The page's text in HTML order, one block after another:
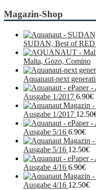
Magazin-Shop
SUDAN, Best of RED
Malta, Gozo, Comino
Aquanaut-next
Ausgabe 1/2017 6.90€
Ausgabe 1/2017 12.50
Ausgabe 5/16 6.90€
Ausgabe 5/16 12.50€
Ausgabe 4/16 6.90€
Ausgabe 4/16 12.50€